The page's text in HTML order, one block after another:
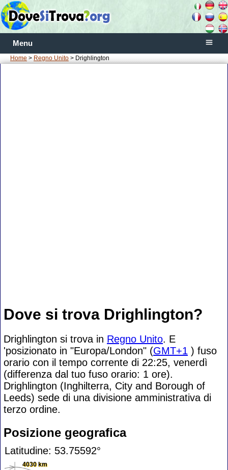
Menu
Home > Regno Unito > Drighlington
Dove si trova Drighlington?
Drighlington si trova in Regno Unito. E
'posizionato in "Europa/London" (GMT+1 ) fuso
orario con il tempo corrente di 22:25, venerdì
(differenza dal tuo fuso orario: 1 ore).
Drighlington (Inghilterra, City and Borough of
Leeds) sede di una divisione amministrativa di
terzo ordine.
Posizione geografica
Latitudine: 53.75592°
4030 km